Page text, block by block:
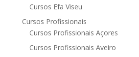
Cursos Efa Viseu
Cursos Profissionais
Cursos Profissionais Açores
Cursos Profissionais Aveiro